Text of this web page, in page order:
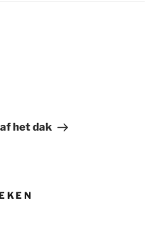
het dak